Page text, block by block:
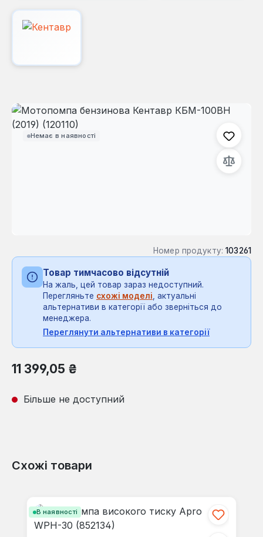
Немає в наявності
Пропустити галерею зображень
Номер продукту: 103261
Товар тимчасово відсутній
На жаль, цей товар зараз недоступний.
Перегляньте схожі моделі, актуальні
альтернативи в категорії або зверніться до
менеджера.
Переглянути альтернативи в категорії
Звичайна ціна:
11 399,05 ₴
Більше не доступний
Схожі товари
В наявності